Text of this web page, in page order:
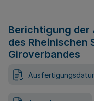
Berichtigung der
des Rheinischen
Giroverbandes